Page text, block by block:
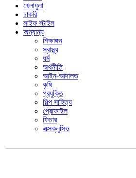
খেলাধুলা
চাকরি
লাইফ স্টাইল
অন্যান্য
শিক্ষাঙ্গন
স্বাস্থ্য
ধর্ম
অর্থনীতি
আইন-আদালত
কৃষি
প্রযুক্তি
শিল্প সাহিত্য
প্রোফাইল
ফিচার
এক্সক্লুসিভ